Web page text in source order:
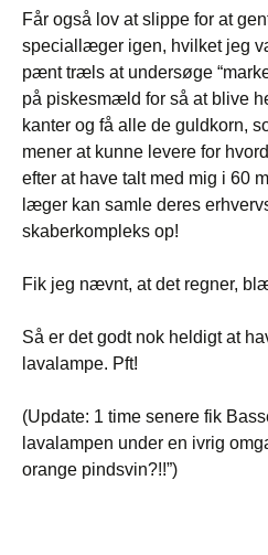
Får også lov at slippe for at
speciallæger igen, hvilket jeg
pænt træls at undersøge
på piskesmæld for så at blive
kanter og få alle de guldkorn,
mener at kunne levere for
efter at have talt med mig i 60
læger kan samle deres
skaberkompleks op!
Fik jeg nævnt, at det regner,
Så er det godt nok heldigt at
lavalampe. Pft!
(Update: 1 time senere fik
lavalampen under en ivrig
orange pindsvin?!!”)